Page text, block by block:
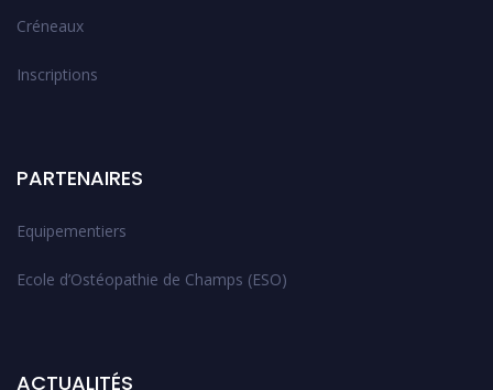
Créneaux
Inscriptions
PARTENAIRES
Equipementiers
Ecole d’Ostéopathie de Champs (ESO)
ACTUALITÉS